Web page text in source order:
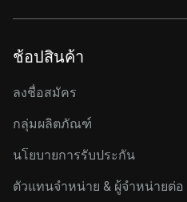
ช้อปสินค้า
ลงชื่อสมัคร
กลุ่มผลิตภัณฑ์
นโยบายการรับประกัน
ตัวแทนจำหน่าย & ผู้จำหน่ายต่อ